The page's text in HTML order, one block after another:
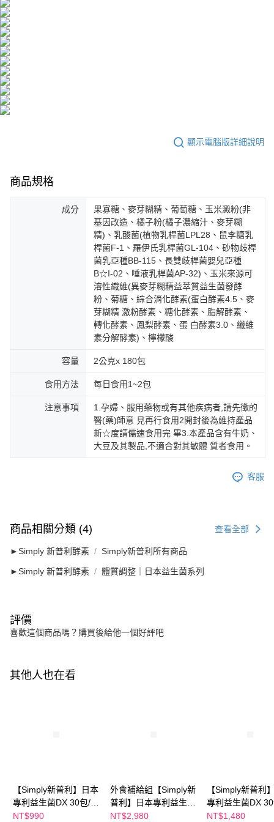
顯示電腦版詳細說明
商品規格
成分
果寡糖、麥芽糊精、葡萄糖、玉米澱粉(非
基因改造、橘子粉(橘子濃縮汁、麥芽糊
精)、乳酸菌(植物乳桿菌LPL28、鼠李糖乳
桿菌F-1、羅伊氏乳桿菌GL-104、砂物歧桿
菌乳亞種BB-115、長雙歧桿菌嬰兒亞種
B☆I-02、唾液乳桿菌AP-32)、玉米來源可
溶性織維(異麥芽糊精益萃質益生菌發酵
粉、菊糖、綜合消化酵素(蛋白酵素4.5、麥
芽糊精 激粉酵素、糖化酵素、脂解酵素、
轉化酵素、鳳梨酵素、蛋 白酵素3.0、纖維
素分解酵素)、檸檬酸
容量 2公克x 180包
食用方法 每日食用1~2包
注意事項
1.孕婦、服用藥物或有其他疾病者,請先徵的
醫(藥)師意 見再行食用2開封後為維持產品
新☆度請儒速食用完 畢3.本產品含有牛奶、
大豆及其製品,不適合對其敏體 質者食用。
客服
商品相關分類 (4) 查看全部
►Simply 新普利酵素 Simply新普利所有商品
►Simply 新普利酵素 體質調整｜日本益生菌系列
評價
喜歡這個商品嗎？購買後給他一個好評吧
其他人也在看
【Simply新普利】日本
專利益生菌DX 30包/盒
(x1盒) 張語希推薦 300
NT$990
外食補給組【Simply新
普利】日本專利益生菌
DX 30包(x4盒) 張語希
NT$2,980
【Simply新普利
專利益生菌DX
(x2盒) 張語希推
NT$1,480